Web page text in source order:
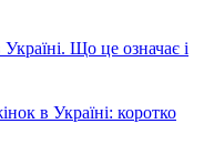
Що це означає і
в Україні: коротко